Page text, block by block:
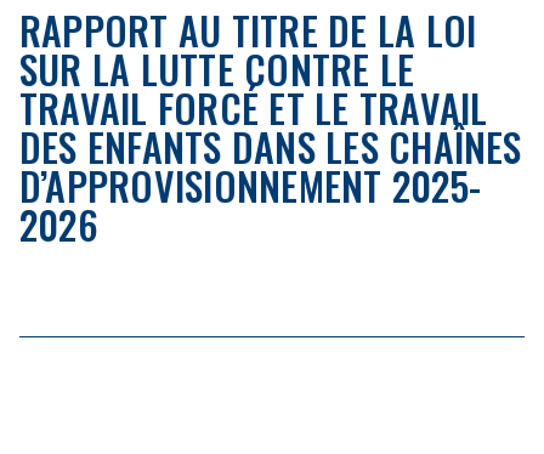
RAPPORT AU TITRE DE LA LOI
SUR LA LUTTE CONTRE LE
TRAVAIL FORCÉ ET LE TRAVAIL
DES ENFANTS DANS LES CHAÎNES
D’APPROVISIONNEMENT 2025-
2026